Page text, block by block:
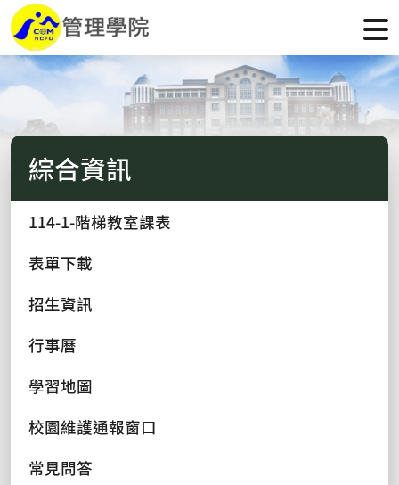
綜合資訊
114-1-階梯教室課表
表單下載
招生資訊
行事曆
學習地圖
校園維護通報窗口
常見問答